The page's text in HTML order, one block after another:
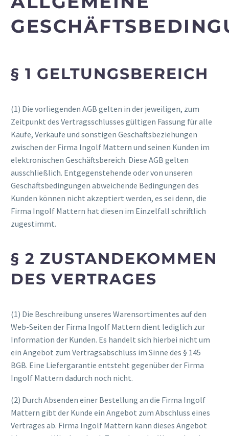
§ 1 GELTUNGSBEREICH
(1) Die vorliegenden AGB gelten in der jeweiligen, zum
Zeitpunkt des Vertragsschlusses gültigen Fassung für alle
Käufe, Verkäufe und sonstigen Geschäftsbeziehungen
zwischen der Firma Ingolf Mattern und seinen Kunden im
elektronischen Geschäftsbereich. Diese AGB gelten
ausschließlich. Entgegenstehende oder von unseren
Geschäftsbedingungen abweichende Bedingungen des
Kunden können nicht akzeptiert werden, es sei denn, die
Firma Ingolf Mattern hat diesen im Einzelfall schriftlich
zugestimmt.
§ 2 ZUSTANDEKOMMEN
DES VERTRAGES
(1) Die Beschreibung unseres Warensortimentes auf den
Web-Seiten der Firma Ingolf Mattern dient lediglich zur
Information der Kunden. Es handelt sich hierbei nicht um
ein Angebot zum Vertragsabschluss im Sinne des § 145
BGB. Eine Liefergarantie entsteht gegenüber der Firma
Ingolf Mattern dadurch noch nicht.
(2) Durch Absenden einer Bestellung an die Firma Ingolf
Mattern gibt der Kunde ein Angebot zum Abschluss eines
Vertrages ab. Firma Ingolf Mattern kann dieses Angebot